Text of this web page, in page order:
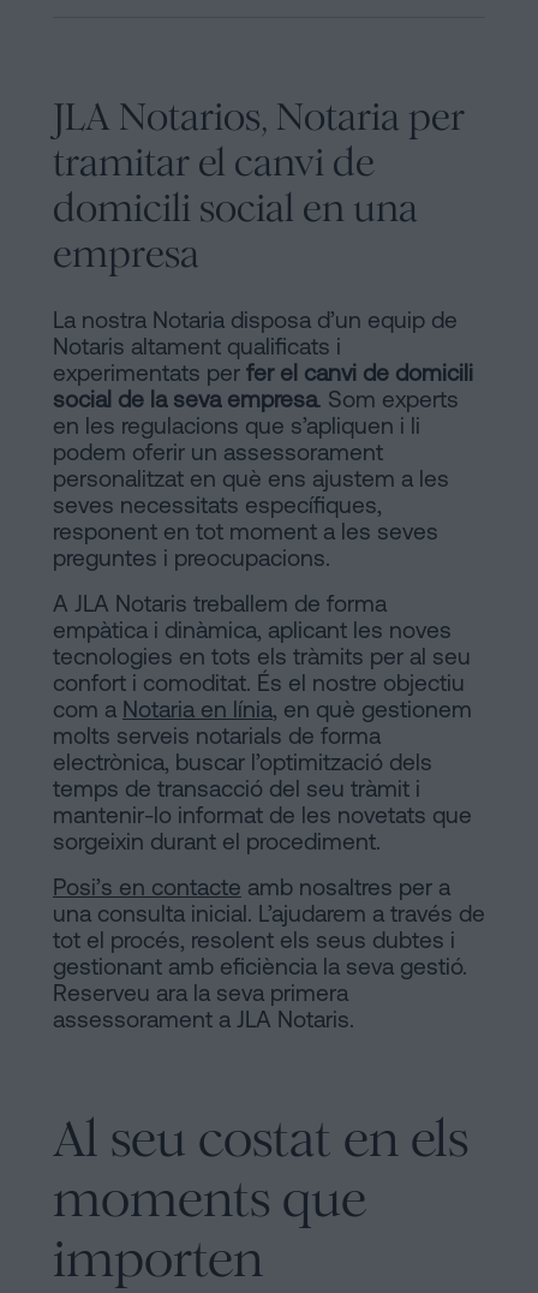
JLA Notarios, Notaria per
tramitar el canvi de
domicili social en una
empresa
La nostra Notaria disposa d’un equip de
Notaris altament qualificats i
experimentats per fer el canvi de domicili
social de la seva empresa. Som experts
en les regulacions que s’apliquen i li
podem oferir un assessorament
personalitzat en què ens ajustem a les
seves necessitats específiques,
responent en tot moment a les seves
preguntes i preocupacions.
A JLA Notaris treballem de forma
empàtica i dinàmica, aplicant les noves
tecnologies en tots els tràmits per al seu
confort i comoditat. És el nostre objectiu
com a Notaria en línia, en què gestionem
molts serveis notarials de forma
electrònica, buscar l’optimització dels
temps de transacció del seu tràmit i
mantenir-lo informat de les novetats que
sorgeixin durant el procediment.
Posi’s en contacte amb nosaltres per a
una consulta inicial. L’ajudarem a través de
tot el procés, resolent els seus dubtes i
gestionant amb eficiència la seva gestió.
Reserveu ara la seva primera
assessorament a JLA Notaris.
Al seu costat en els
moments que
importen